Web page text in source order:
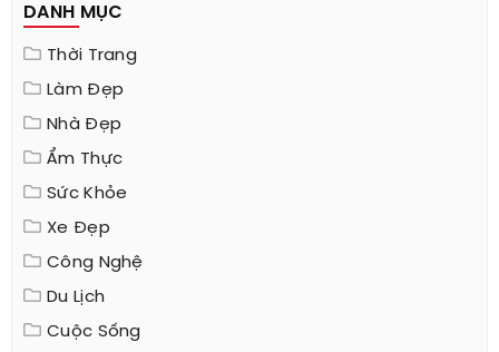
DANH MỤC
Thời Trang
Làm Đẹp
Nhà Đẹp
Ẩm Thực
Sức Khỏe
Xe Đẹp
Công Nghệ
Du Lịch
Cuộc Sống